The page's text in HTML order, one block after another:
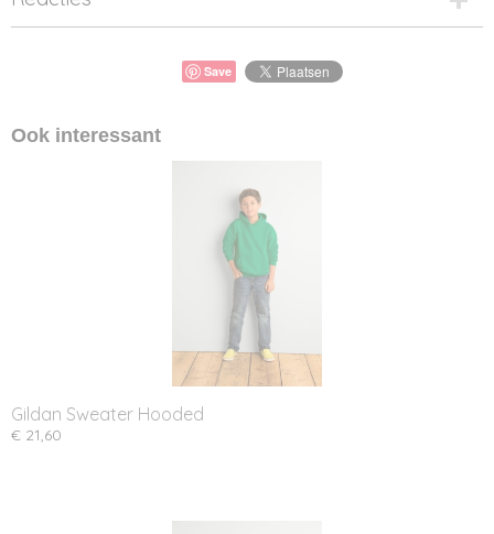
Save
Ook interessant
Gildan Sweater Hooded
€ 21,60